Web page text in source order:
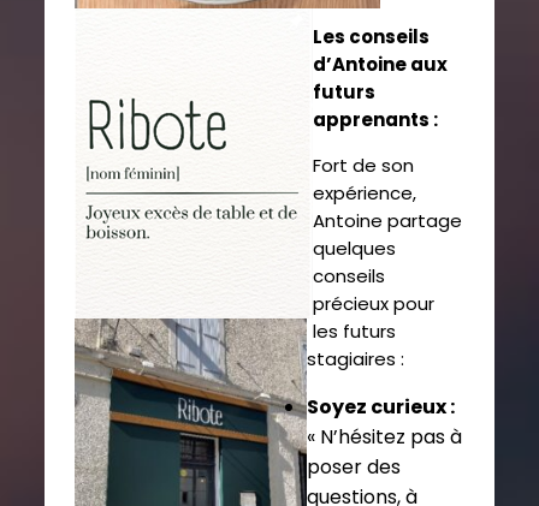
Les conseils
d’Antoine aux
futurs
apprenants :
Fort de son
expérience,
Antoine partage
quelques
conseils
précieux pour
les futurs
stagiaires :
Soyez curieux :
« N’hésitez pas à
poser des
questions, à